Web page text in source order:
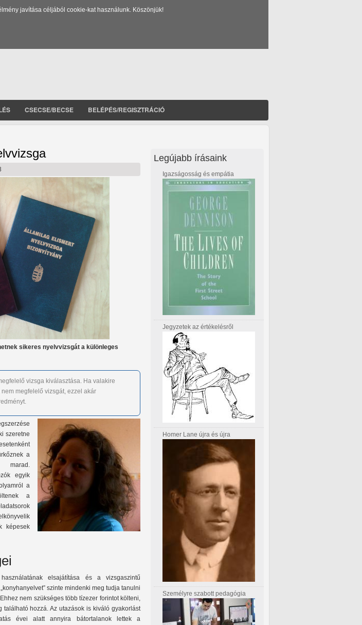
javítása céljából cookie-kat használunk. Köszönjük!
CSECSE/BECSE BELÉPÉS/REGISZTRÁCIÓ
sikeres nyelvvizsgát a különleges
vizsga kiválasztása. Ha valakire
megfelelő vizsgát, ezzel akár
szeretne
a
marad.
egyik
a
a
képesek
elsajátítása és a vizsgaszintű
szinte mindenki meg tudja tanulni
nem szükséges több tízezer forintot költeni,
hozzá. Az utazások is kiváló gyakorlást
évei alatt annyira bátortalanok lettek a
Legújabb írásaink
Igazságosság és empátia
Jegyzetek az értékelésről
Homer Lane újra és újra
Személyre szabott pedagógia